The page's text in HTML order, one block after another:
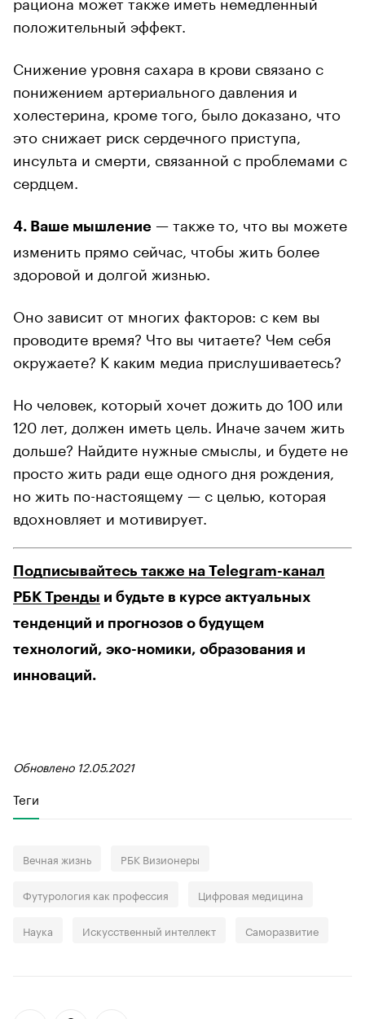
положительный эффект.
Снижение уровня сахара в крови связано с
понижением артериального давления и
холестерина, кроме того, было доказано, что
это снижает риск сердечного приступа,
инсульта и смерти, связанной с проблемами с
сердцем.
4. Ваше мышление — также то, что вы можете
изменить прямо сейчас, чтобы жить более
здоровой и долгой жизнью.
Оно зависит от многих факторов: с кем вы
проводите время? Что вы читаете? Чем себя
окружаете? К каким медиа прислушиваетесь?
Но человек, который хочет дожить до 100 или
120 лет, должен иметь цель. Иначе зачем жить
дольше? Найдите нужные смыслы, и будете не
просто жить ради еще одного дня рождения,
но жить по-настоящему — с целью, которая
вдохновляет и мотивирует.
Подписывайтесь также на Telegram-канал
РБК Тренды и будьте в курсе актуальных
тенденций и прогнозов о будущем
технологий, эко-номики, образования и
инноваций.
Обновлено 12.05.2021
Теги
Вечная жизнь РБК Визионеры
Футурология как профессия Цифровая медицина
Наука Искусственный интеллект Саморазвитие